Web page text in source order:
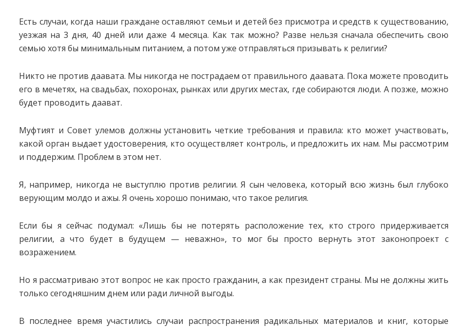
Есть случаи, когда наши граждане оставляют семьи и детей без присмотра и средств к существованию,
уезжая на 3 дня, 40 дней или даже 4 месяца. Как так можно? Разве нельзя сначала обеспечить свою
семью хотя бы минимальным питанием, а потом уже отправляться призывать к религии?
Никто не против даавата. Мы никогда не пострадаем от правильного даавата. Пока можете проводить
его в мечетях, на свадьбах, похоронах, рынках или других местах, где собираются люди. А позже, можно
будет проводить даават.
Муфтият и Совет улемов должны установить четкие требования и правила: кто может участвовать,
какой орган выдает удостоверения, кто осуществляет контроль, и предложить их нам. Мы рассмотрим
и поддержим. Проблем в этом нет.
Я, например, никогда не выступлю против религии. Я сын человека, который всю жизнь был глубоко
верующим молдо и ажы. Я очень хорошо понимаю, что такое религия.
Если бы я сейчас подумал: «Лишь бы не потерять расположение тех, кто строго придерживается
религии, а что будет в будущем — неважно», то мог бы просто вернуть этот законопроект с
возражением.
Но я рассматриваю этот вопрос не как просто гражданин, а как президент страны. Мы не должны жить
только сегодняшним днем или ради личной выгоды.
В последнее время участились случаи распространения радикальных материалов и книг, которые